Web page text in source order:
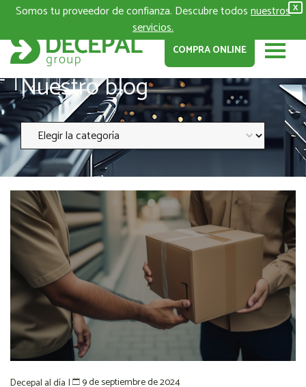
X
Somos tu proveedor de confianza. Descubre todosnuestros
servicios.
COMPRA ONLINE
Nuestro blog
Decepal al día | 9 de septiembre de 2024